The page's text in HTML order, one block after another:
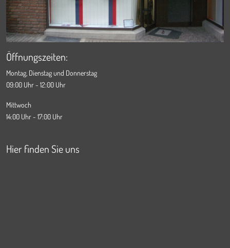
Öffnungszeiten:
Montag, Dienstag und Donnerstag
09:00 Uhr - 12:00 Uhr
Mittwoch
14:00 Uhr - 17:00 Uhr
Hier finden Sie uns